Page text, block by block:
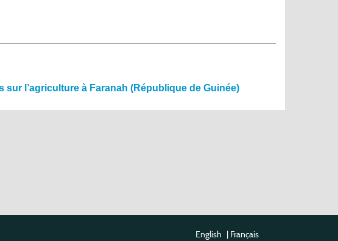
l’agriculture à Faranah (République de Guinée)
English | Français